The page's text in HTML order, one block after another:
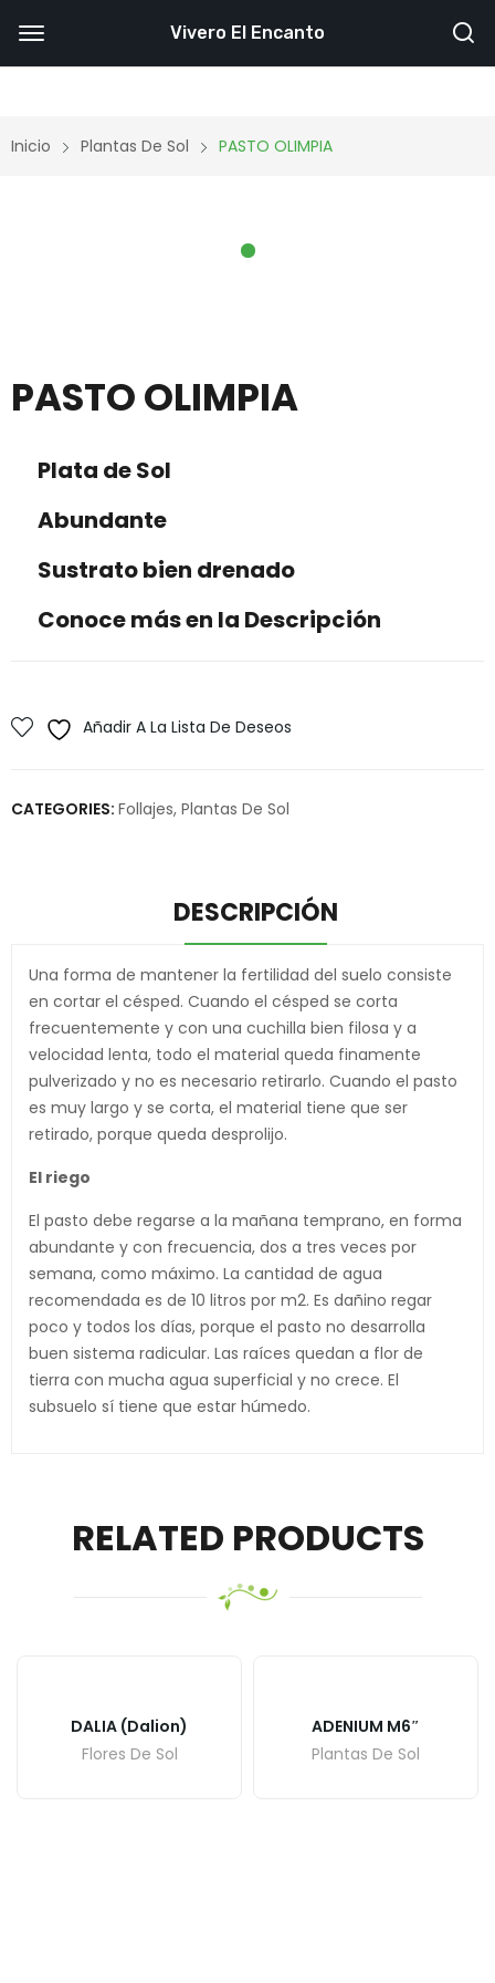
Inicio Plantas De Sol PASTO OLIMPIA
PASTO OLIMPIA
Plata de Sol
Abundante
Sustrato bien drenado
Conoce más en la Descripción
Añadir A La Lista De Deseos
CATEGORIES: Follajes, Plantas De Sol
DESCRIPCIÓN
Una forma de mantener la fertilidad del suelo consiste
en cortar el césped. Cuando el césped se corta
frecuentemente y con una cuchilla bien filosa y a
velocidad lenta, todo el material queda finamente
pulverizado y no es necesario retirarlo. Cuando el pasto
es muy largo y se corta, el material tiene que ser
retirado, porque queda desprolijo.
El riego
El pasto debe regarse a la mañana temprano, en forma
abundante y con frecuencia, dos a tres veces por
semana, como máximo. La cantidad de agua
recomendada es de 10 litros por m2. Es dañino regar
poco y todos los días, porque el pasto no desarrolla
buen sistema radicular. Las raíces quedan a flor de
tierra con mucha agua superficial y no crece. El
subsuelo sí tiene que estar húmedo.
RELATED PRODUCTS
DALIA (Dalion)
Flores De Sol
ADENIUM M6″
Plantas De Sol
Vivero El Encanto